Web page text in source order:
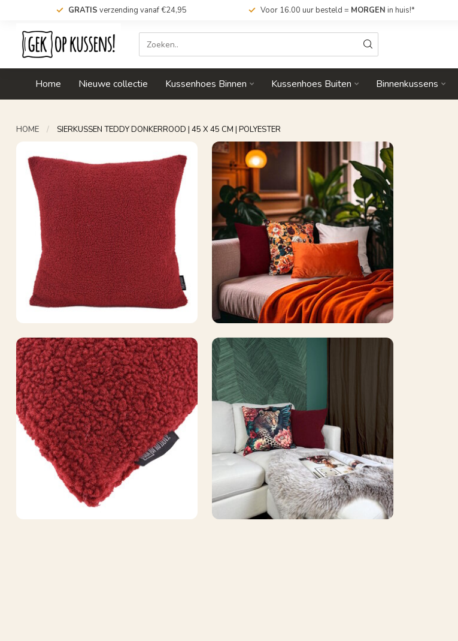
GRATIS verzending vanaf €24,95 Voor 16.00 uur besteld = MORGEN in huis!*
Home Nieuwe collectie Kussenhoes Binnen Kussenhoes Buiten Binnenkussens
HOME / SIERKUSSEN TEDDY DONKERROOD | 45 X 45 CM | POLYESTER